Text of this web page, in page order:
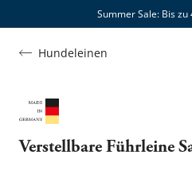
Summer Sale: Bis zu
Hundeleinen
Verstellbare Führleine